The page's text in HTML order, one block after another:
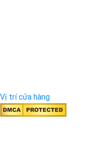
Vị trí cửa hàng